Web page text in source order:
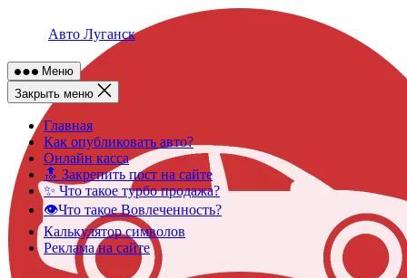
Авто Луганск
Меню
Закрыть меню
Главная
Как опубликовать авто?
Онлайн касса
🔝 Закрепить пост на сайте
✨ Что такое турбо продажа?
👁️Что такое Вовлеченность?
Калькулятор символов
Реклама на сайте